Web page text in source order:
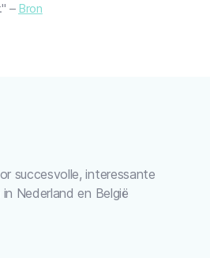
– Bron
succesvolle, interessante
Nederland en België